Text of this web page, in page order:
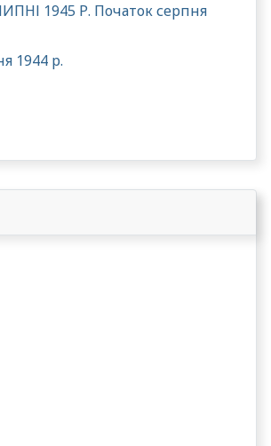
1945 Р. Початок серпня
1944 р.